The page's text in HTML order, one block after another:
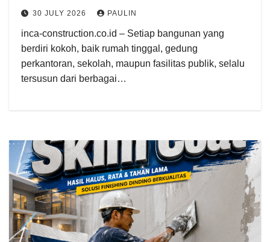
30 JULY 2026 PAULIN
inca-construction.co.id – Setiap bangunan yang
berdiri kokoh, baik rumah tinggal, gedung
perkantoran, sekolah, maupun fasilitas publik, selalu
tersusun dari berbagai…